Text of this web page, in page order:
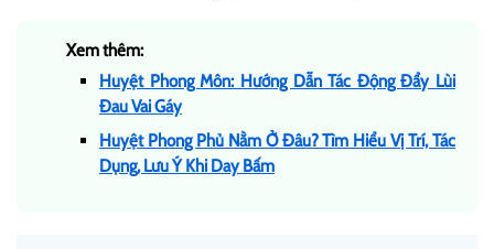
Xem thêm:
Huyệt Phong Môn: Hướng Dẫn Tác Động Đẩy Lùi
Đau Vai Gáy
Huyệt Phong Phủ Nằm Ở Đâu? Tìm Hiểu Vị Trí, Tác
Dụng, Lưu Ý Khi Day Bấm